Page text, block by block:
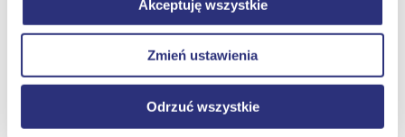
dotyczy jednak plików cookie niezbędnych do
prawidłowego wyświetlania i działania naszych stron
Akceptuję wszystkie
Zmień ustawienia
Odrzuć wszystkie
Moja Enea
Obsługa Klienta dla Domu